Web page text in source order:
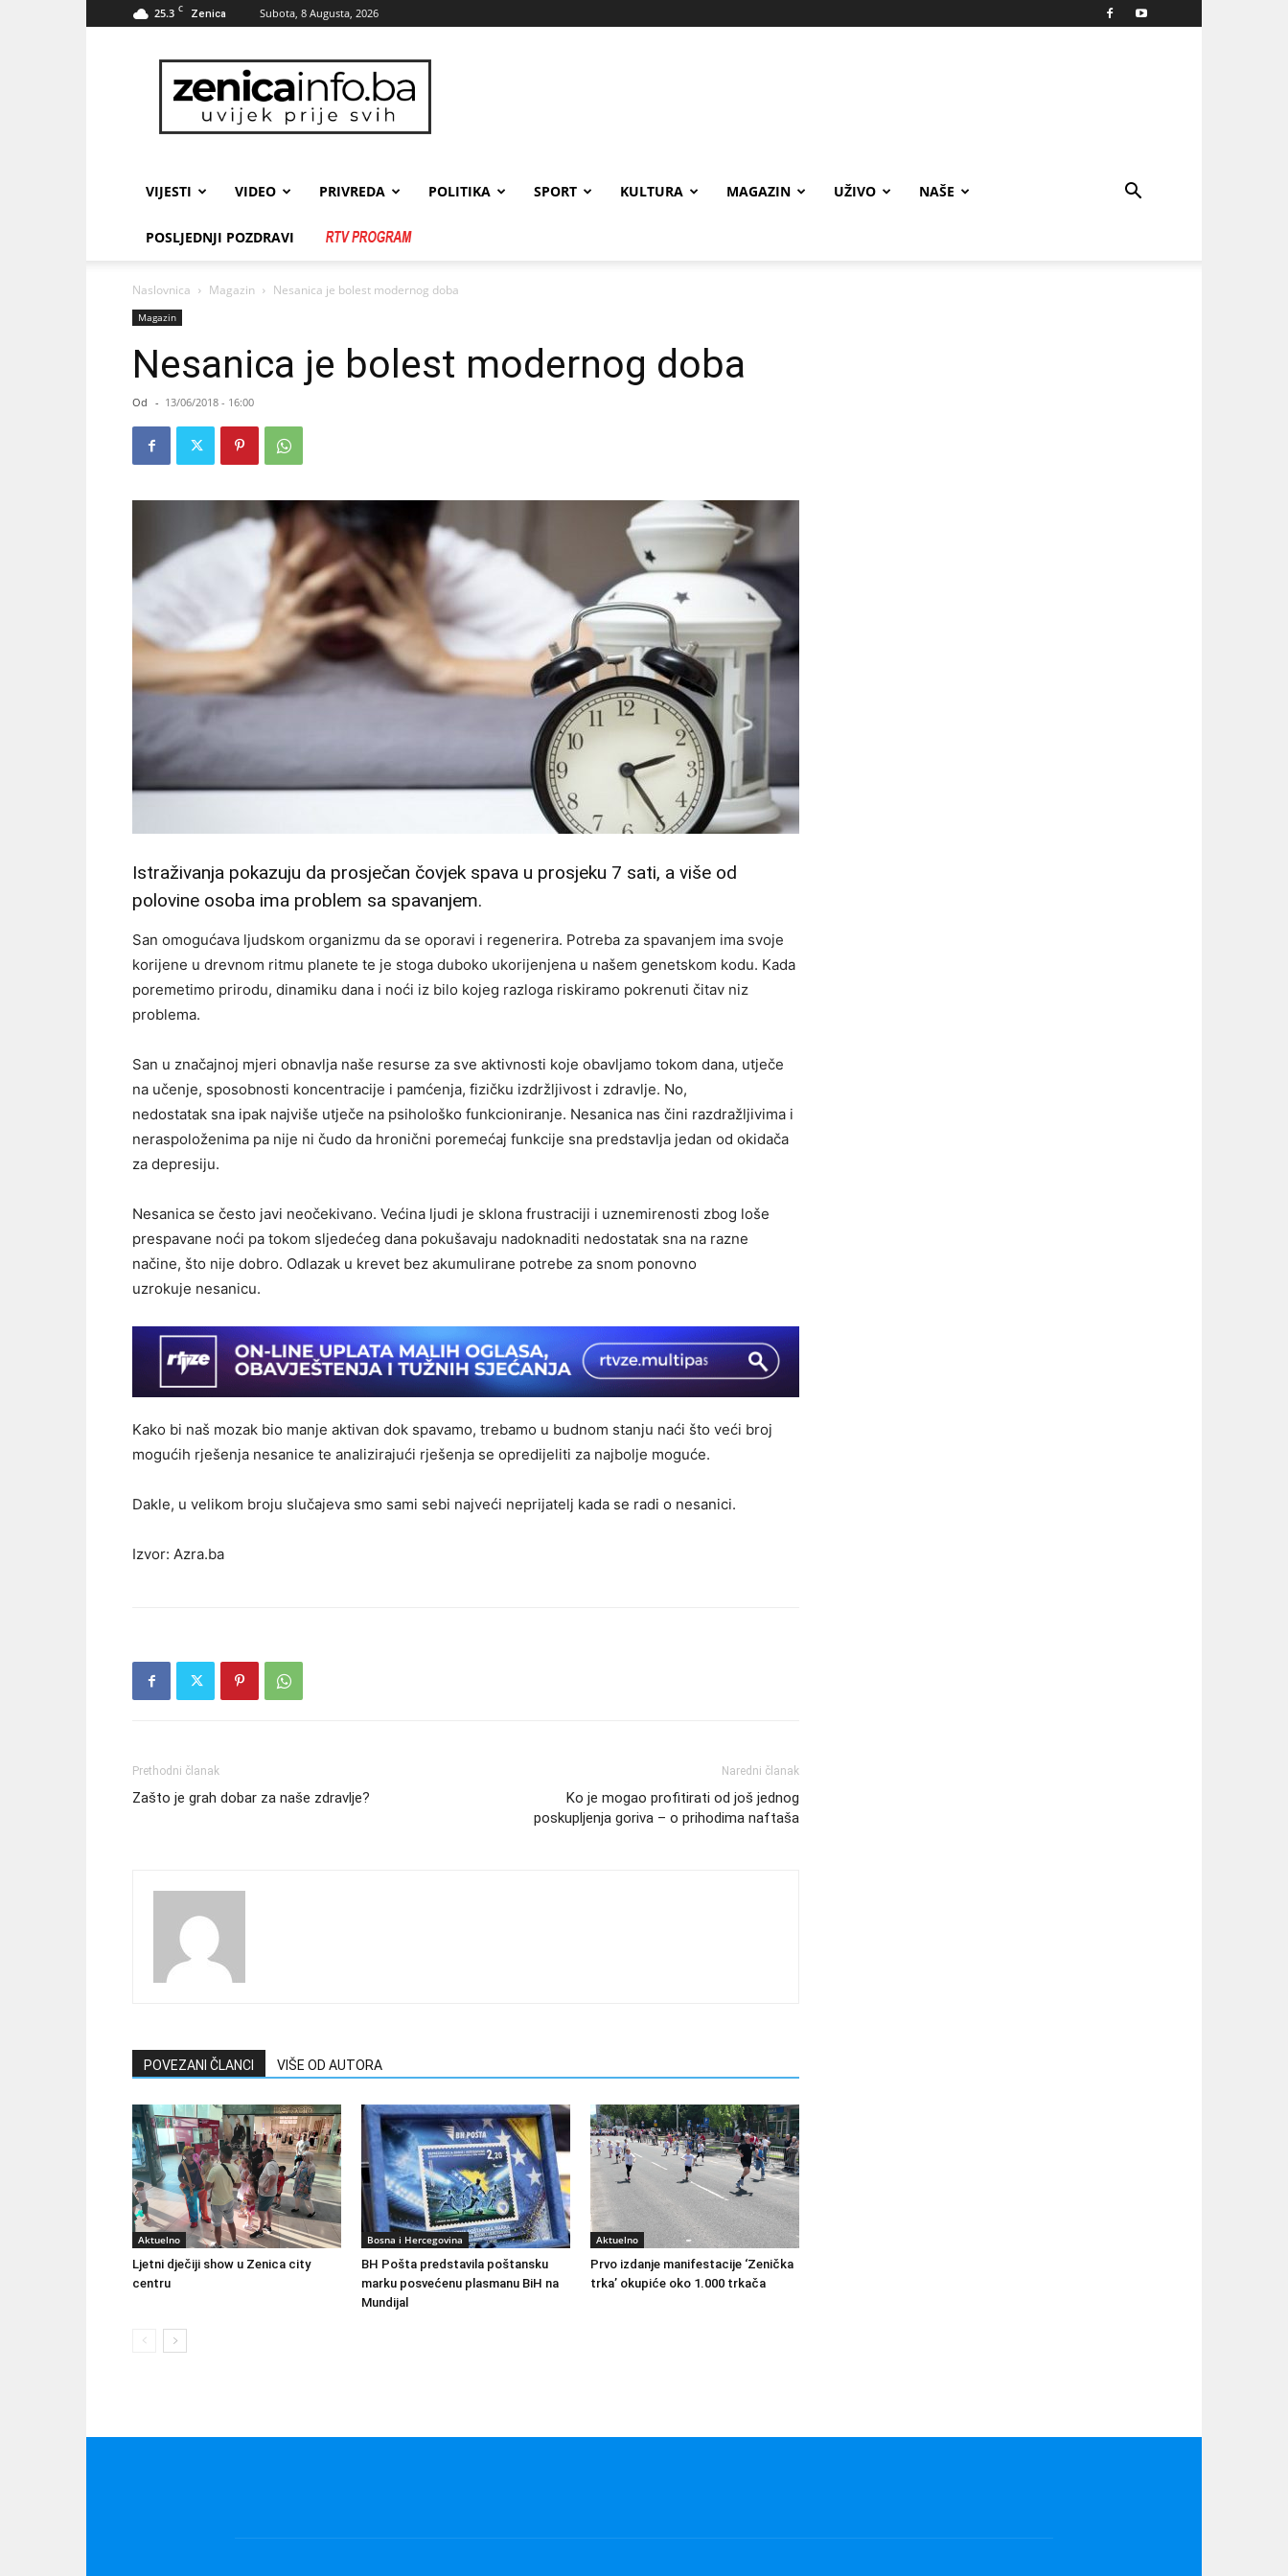
25.3 C Zenica Subota, 8 Augusta, 2026
zenicainfo.ba
VIJESTI VIDEO PRIVREDA POLITIKA SPORT KULTURA MAGAZIN UŽIVO NAŠE
POSLJEDNJI POZDRAVI
Naslovnica Magazin Nesanica je bolest modernog doba
Magazin
Nesanica je bolest modernog doba
Od - 13/06/2018 - 16:00
Istraživanja pokazuju da prosječan čovjek spava u prosjeku 7 sati, a više od
polovine osoba ima problem sa spavanjem.
San omogućava ljudskom organizmu da se oporavi i regenerira. Potreba za spavanjem ima svoje
korijene u drevnom ritmu planete te je stoga duboko ukorijenjena u našem genetskom kodu. Kada
poremetimo prirodu, dinamiku dana i noći iz bilo kojeg razloga riskiramo pokrenuti čitav niz
problema.
San u značajnoj mjeri obnavlja naše resurse za sve aktivnosti koje obavljamo tokom dana, utječe
na učenje, sposobnosti koncentracije i pamćenja, fizičku izdržljivost i zdravlje. No,
nedostatak sna ipak najviše utječe na psihološko funkcioniranje. Nesanica nas čini razdražljivima i
neraspoloženima pa nije ni čudo da hronični poremećaj funkcije sna predstavlja jedan od okidača
za depresiju.
Nesanica se često javi neočekivano. Većina ljudi je sklona frustraciji i uznemirenosti zbog loše
prespavane noći pa tokom sljedećeg dana pokušavaju nadoknaditi nedostatak sna na razne
načine, što nije dobro. Odlazak u krevet bez akumulirane potrebe za snom ponovno
uzrokuje nesanicu.
Kako bi naš mozak bio manje aktivan dok spavamo, trebamo u budnom stanju naći što veći broj
mogućih rješenja nesanice te analizirajući rješenja se opredijeliti za najbolje moguće.
Dakle, u velikom broju slučajeva smo sami sebi najveći neprijatelj kada se radi o nesanici.
Izvor: Azra.ba
Prethodni članak
Zašto je grah dobar za naše zdravlje?
Naredni članak
Ko je mogao profitirati od još jednog
poskupljenja goriva – o prihodima naftaša
POVEZANI ČLANCI VIŠE OD AUTORA
Aktuelno
Ljetni dječiji show u Zenica city
centru
Bosna i Hercegovina
BH Pošta predstavila poštansku
marku posvećenu plasmanu BiH na
Mundijal
Aktuelno
Prvo izdanje manifestacije ‘Zenička
trka’ okupiće oko 1.000 trkača